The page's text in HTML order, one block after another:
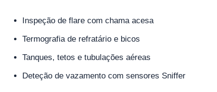
Inspeção de flare com chama acesa
Termografia de refratário e bicos
Tanques, tetos e tubulações aéreas
Deteção de vazamento com sensores Sniffer